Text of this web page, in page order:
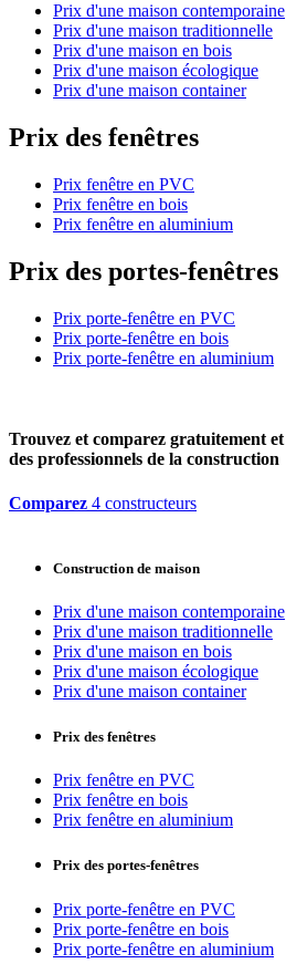
Prix d'une maison contemporaine
Prix d'une maison traditionnelle
Prix d'une maison en bois
Prix d'une maison écologique
Prix d'une maison container
Prix des fenêtres
Prix fenêtre en PVC
Prix fenêtre en bois
Prix fenêtre en aluminium
Prix des portes-fenêtres
Prix porte-fenêtre en PVC
Prix porte-fenêtre en bois
Prix porte-fenêtre en aluminium
Trouvez et comparez gratuitement et
des professionnels de la construction
Comparez 4 constructeurs
Construction de maison
Prix d'une maison contemporaine
Prix d'une maison traditionnelle
Prix d'une maison en bois
Prix d'une maison écologique
Prix d'une maison container
Prix des fenêtres
Prix fenêtre en PVC
Prix fenêtre en bois
Prix fenêtre en aluminium
Prix des portes-fenêtres
Prix porte-fenêtre en PVC
Prix porte-fenêtre en bois
Prix porte-fenêtre en aluminium